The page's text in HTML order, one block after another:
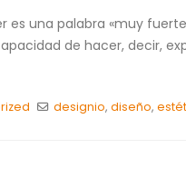
es una palabra «muy
de hacer, decir,
designio,diseño,